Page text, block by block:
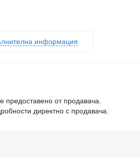
информация
предоставено от продавача.
директно с продавача.